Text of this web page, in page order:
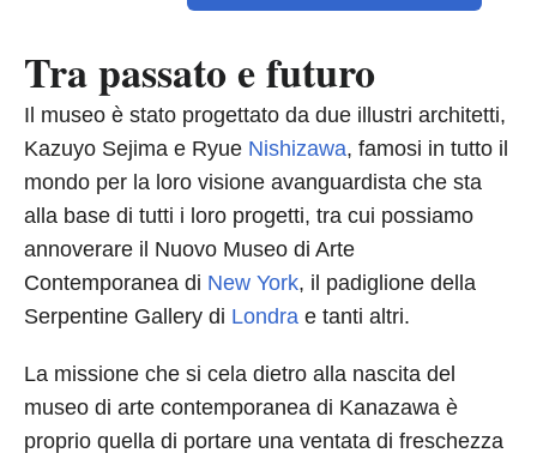
Tra passato e futuro
Il museo è stato progettato da due illustri architetti,
Kazuyo Sejima e Ryue Nishizawa, famosi in tutto il
mondo per la loro visione avanguardista che sta
alla base di tutti i loro progetti, tra cui possiamo
annoverare il Nuovo Museo di Arte
Contemporanea di New York, il padiglione della
Serpentine Gallery di Londra e tanti altri.
La missione che si cela dietro alla nascita del
museo di arte contemporanea di Kanazawa è
proprio quella di portare una ventata di freschezza